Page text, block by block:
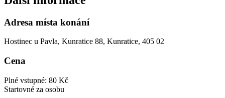
Adresa místa konání
Hostinec u Pavla, Kunratice 88, Kunratice, 405 02
Cena
Plné vstupné: 80 Kč
Startovné za osobu